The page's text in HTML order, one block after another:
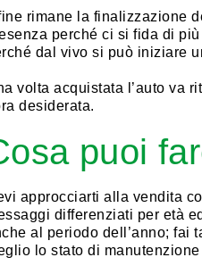
rimane la finalizzazione
perché ci si fida di
dal vivo si può iniziare
volta acquistata l’auto va
desiderata.
puoi
approcciarti alla vendita
differenziati per età
al periodo dell’anno; fai
lo stato di manutenzione